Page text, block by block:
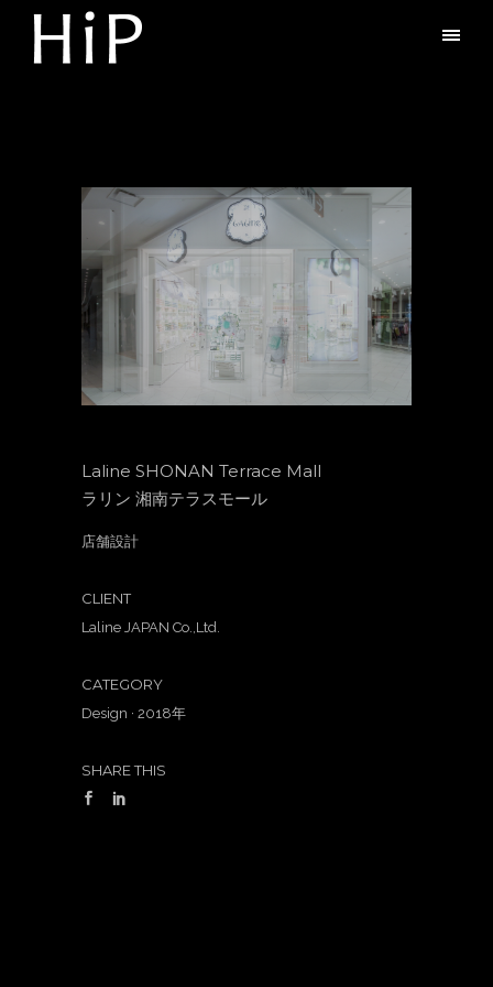
Laline SHONAN Terrace Mall
ラリン 湘南テラスモール
店舗設計
CLIENT
Laline JAPAN Co.,Ltd.
CATEGORY
Design · 2018年
SHARE THIS